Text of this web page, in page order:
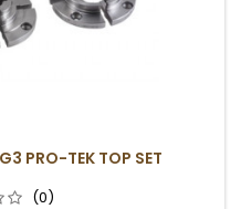
PRO-TEK TOP SET
(0)